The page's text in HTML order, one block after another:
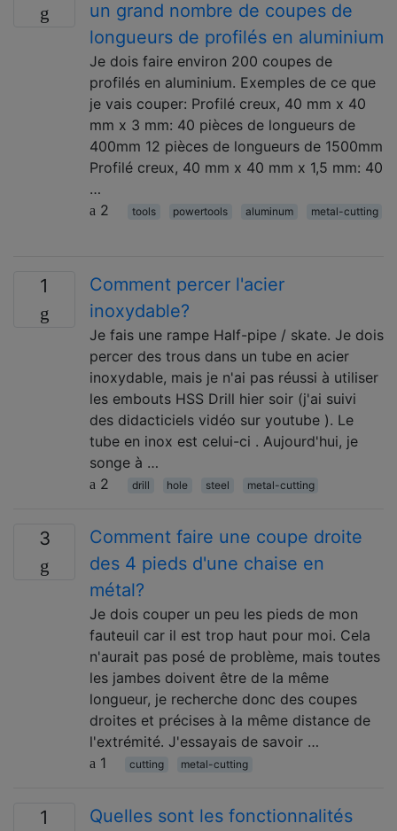
un grand nombre de coupes de
longueurs de profilés en aluminium
Je dois faire environ 200 coupes de
profilés en aluminium. Exemples de ce que
je vais couper: Profilé creux, 40 mm x 40
mm x 3 mm: 40 pièces de longueurs de
400mm 12 pièces de longueurs de 1500mm
Profilé creux, 40 mm x 40 mm x 1,5 mm: 40
…
2
tools powertools aluminum metal-cutting
1
Comment percer l'acier
inoxydable?
Je fais une rampe Half-pipe / skate. Je dois
percer des trous dans un tube en acier
inoxydable, mais je n'ai pas réussi à utiliser
les embouts HSS Drill hier soir (j'ai suivi
des didacticiels vidéo sur youtube ). Le
tube en inox est celui-ci . Aujourd'hui, je
songe à …
2
drill hole steel metal-cutting
3
Comment faire une coupe droite
des 4 pieds d'une chaise en
métal?
Je dois couper un peu les pieds de mon
fauteuil car il est trop haut pour moi. Cela
n'aurait pas posé de problème, mais toutes
les jambes doivent être de la même
longueur, je recherche donc des coupes
droites et précises à la même distance de
l'extrémité. J'essayais de savoir …
1
cutting metal-cutting
1
Quelles sont les fonctionnalités